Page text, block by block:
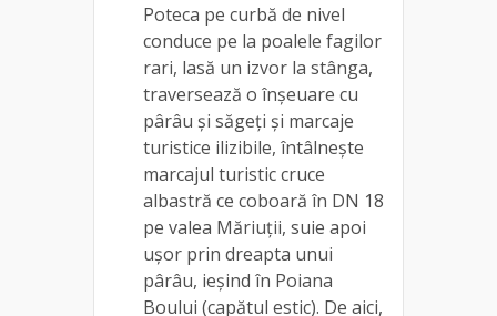
Poteca pe curbă de nivel
conduce pe la poalele fagilor
rari, lasă un izvor la stânga,
traversează o înşeuare cu
pârâu şi săgeţi şi marcaje
turistice ilizibile, întâlneşte
marcajul turistic cruce
albastră ce coboară în DN 18
pe valea Măriuţii, suie apoi
uşor prin dreapta unui
pârâu, ieşind în Poiana
Boului (capătul estic). De aici,